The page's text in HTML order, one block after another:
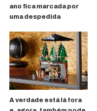
ano fica marcada por
uma despedida
A verdade está lá fora